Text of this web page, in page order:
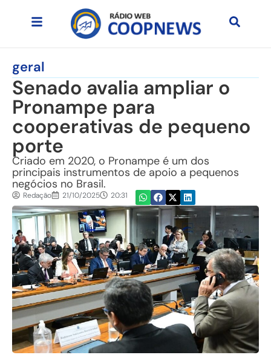
geral
Senado avalia ampliar o
Pronampe para
cooperativas de pequeno
porte
Criado em 2020, o Pronampe é um dos
principais instrumentos de apoio a pequenos
negócios no Brasil.
Redação 21/10/2025 20:31